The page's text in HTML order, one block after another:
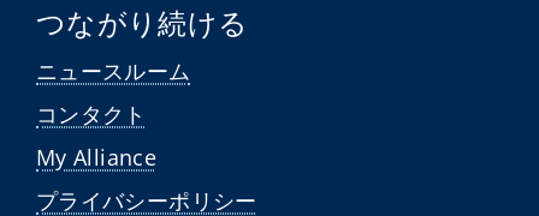
つながり続ける
ニュースルーム
コンタクト
My Alliance
プライバシーポリシー